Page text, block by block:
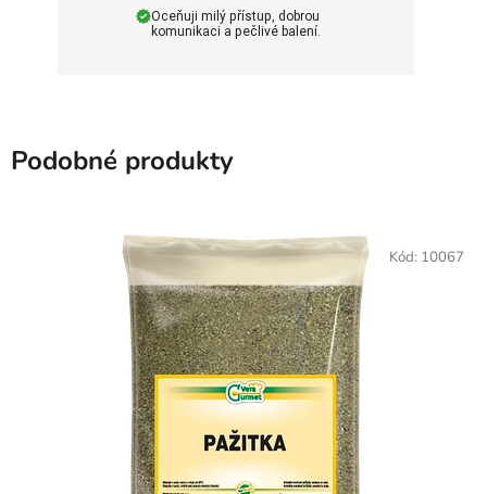
Oceňuji milý přístup, dobrou
komunikaci a pečlivé balení.
Podobné produkty
Kód: 10067